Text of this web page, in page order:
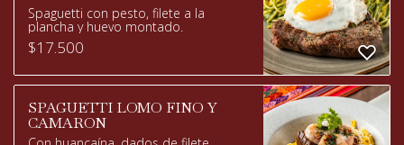
Spaguetti con pesto, filete a la
plancha y huevo montado.
$17.500
SPAGUETTI LOMO FINO Y
CAMARON